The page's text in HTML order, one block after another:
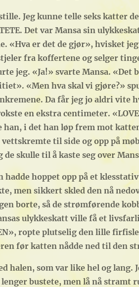
Jeg kunne telle seks katter
Det var Mansa sin
«Hva er det de gjør», hvisket
fra koffertene og selger
jeg. «Ja!» svarte Mansa.
«Men hva skal vi gjøre?»
Da får jeg jo aldri vite
en ekstra centimeter.
i det han løp frem mot
til side og opp på
skulle til å kaste seg over
hadde hoppet opp på et
men sikkert skled den nå
borte, så de strømførende
ulykkeskatt ville få et
ropte plutselig den lille
før katten nådde ned til den
halen, som var like hel og lang.
bustete, men lå nå